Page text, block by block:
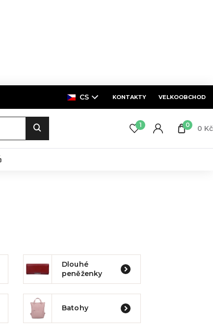
CS KONTAKTY VELKOOBCHOD
1 0 0 Kč
Dlouhé
peněženky
Batohy